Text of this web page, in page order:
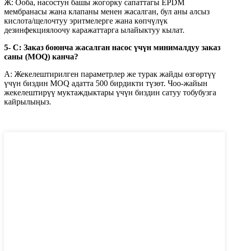
Ж: Ооба, насостун башы жогорку сапаттагы EPDM
мембранасы жана клапаны менен жасалган, бул аны алсыз
кислота/щелочтуу эритмелерге жана көпчүлүк
дезинфекциялоочу каражаттарга ылайыктуу кылат.
5- С: Заказ боюнча жасалган насос үчүн минималдуу заказ
саны (MOQ) канча?
A: Жекелештирилген параметрлер же турак жайды өзгөртүү
үчүн биздин MOQ адатта 500 бирдикти түзөт. Чоо-жайын
жекелештирүү муктаждыктары үчүн биздин сатуу тобубузга
кайрылыңыз.